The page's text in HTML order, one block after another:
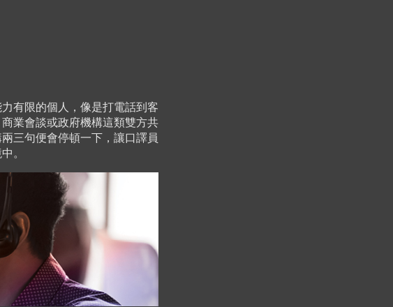
有限的個人，像是打電話到客
業會談或政府機構這類雙方共
三句便會停頓一下，讓口譯員
。